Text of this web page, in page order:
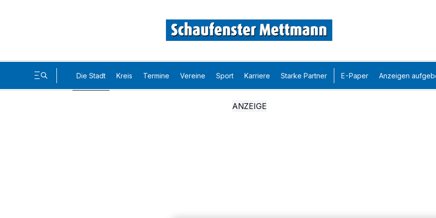
Die Stadt Kreis Termine Vereine Sport Karriere Starke Partner E-Paper Anzeigen